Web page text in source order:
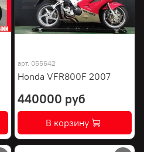
арт. 055642
Honda VFR800F 2007
440000 руб
В корзину